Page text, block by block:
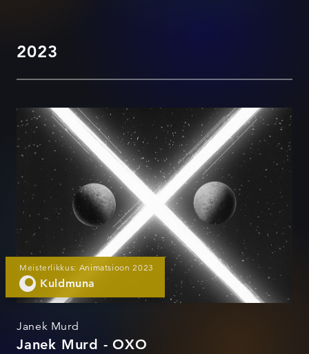
2023
Janek Murd - OXO
Meisterlikkus: Animatsioon 2023
Kuldmuna
Janek Murd
Janek Murd - OXO